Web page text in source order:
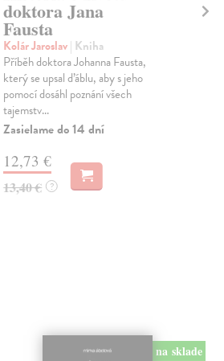
doktora Jana
Fausta
Kolár Jaroslav| Kniha
Příběh doktora Johanna Fausta,
který se upsal ďáblu, aby s jeho
pomocí dosáhl poznání všech
tajemstv...
Zasielame do 14 dní
12,73 €
13,40 € ?
na sklade